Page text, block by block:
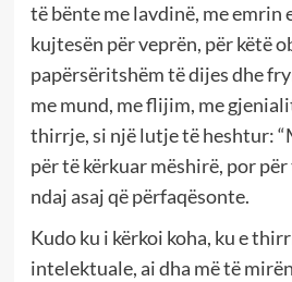
të bënte me lavdinë, me emrin
kujtesën për veprën, për këtë
papërsëritshëm të dijes dhe
me mund, me flijim, me
thirrje, si një lutje të heshtur:
për të kërkuar mëshirë, por
ndaj asaj që përfaqësonte.
Kudo ku i kërkoi koha, ku e
intelektuale, ai dha më të